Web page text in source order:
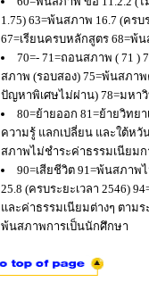
1.75) 63=พ้นสภาพ 16.7 (คร
67=เรียนครบหลักสูตร 68=พ้
70=- 71=ถอนสภาพ ( 71
สภาพ (รอบสอง) 75=พ้นสภา
ปัญหาพิเศษไม่ผ่าน) 78=มหา
80=ย้ายออก 81=ย้ายวิท
ความรู้ แลกเปลี่ยน และใต้ห
สภาพไม่ชำระค่าธรรมเนียมก
90=เสียชีวิต 91=พ้นสภา
25.8 (ครบระยะเวลา 2546)
และค่าธรรมเนียมต่างๆ ตาม
พ้นสภาพการเป็นนักศึกษา